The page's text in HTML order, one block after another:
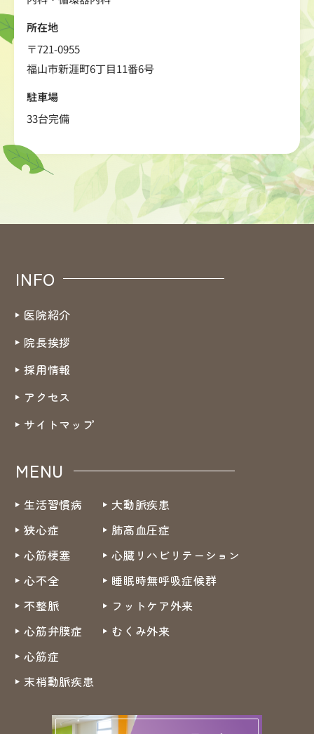
所在地
〒721-0955
福山市新涯町6丁目11番6号
駐車場
33台完備
INFO
医院紹介
院長挨拶
採用情報
アクセス
サイトマップ
MENU
生活習慣病
狭心症
心筋梗塞
心不全
不整脈
心筋弁膜症
心筋症
末梢動脈疾患
大動脈疾患
肺高血圧症
心臓リハビリテーション
睡眠時無呼吸症候群
フットケア外来
むくみ外来